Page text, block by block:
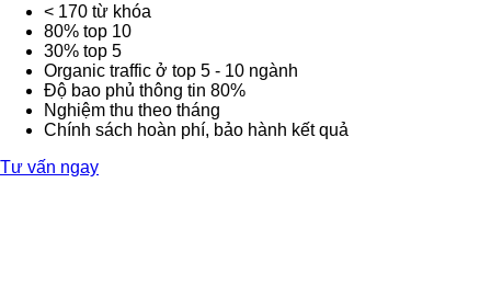
< 170 từ khóa
80% top 10
30% top 5
Organic traffic ở top 5 - 10 ngành
Độ bao phủ thông tin 80%
Nghiệm thu theo tháng
Chính sách hoàn phí, bảo hành kết quả
Tư vấn ngay